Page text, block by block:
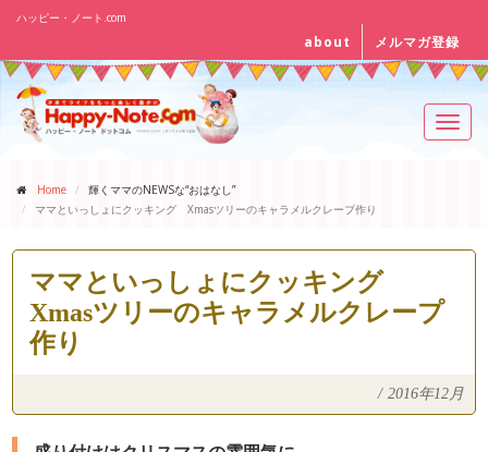
ハッピー・ノート.com
about メルマガ登録
Home
輝くママのNEWSな“おはなし”
ママといっしょにクッキング Xmasツリーのキャラメルクレープ作り
ママといっしょにクッキング
Xmasツリーのキャラメルクレープ
作り
/ 2016年12月